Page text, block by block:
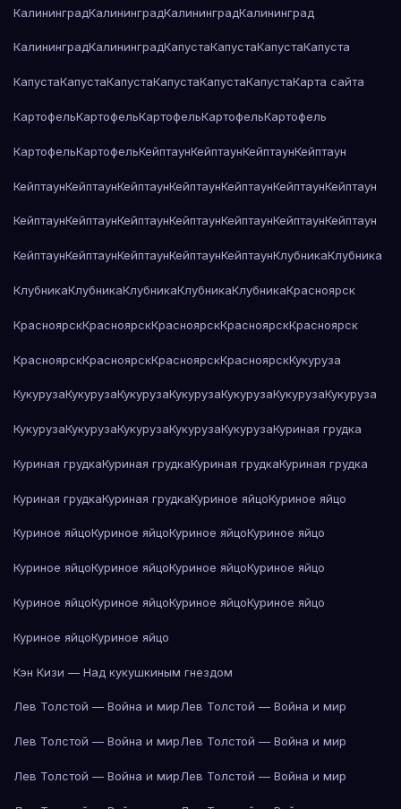
КалининградКалининградКалининградКалининград
КалининградКалининградКапустаКапустаКапустаКапуста
КапустаКапустаКапустаКапустаКапустаКапустаКарта сайта
КартофельКартофельКартофельКартофельКартофель
КартофельКартофельКейптаунКейптаунКейптаунКейптаун
КейптаунКейптаунКейптаунКейптаунКейптаунКейптаунКейптаун
КейптаунКейптаунКейптаунКейптаунКейптаунКейптаунКейптаун
КейптаунКейптаунКейптаунКейптаунКейптаунКлубникаКлубника
КлубникаКлубникаКлубникаКлубникаКлубникаКрасноярск
КрасноярскКрасноярскКрасноярскКрасноярскКрасноярск
КрасноярскКрасноярскКрасноярскКрасноярскКукуруза
КукурузаКукурузаКукурузаКукурузаКукурузаКукурузаКукуруза
КукурузаКукурузаКукурузаКукурузаКукурузаКуриная грудка
Куриная грудкаКуриная грудкаКуриная грудкаКуриная грудка
Куриная грудкаКуриная грудкаКуриное яйцоКуриное яйцо
Куриное яйцоКуриное яйцоКуриное яйцоКуриное яйцо
Куриное яйцоКуриное яйцоКуриное яйцоКуриное яйцо
Куриное яйцоКуриное яйцоКуриное яйцоКуриное яйцо
Куриное яйцоКуриное яйцо
Кэн Кизи — Над кукушкиным гнездом
Лев Толстой — Война и мирЛев Толстой — Война и мир
Лев Толстой — Война и мирЛев Толстой — Война и мир
Лев Толстой — Война и мирЛев Толстой — Война и мир